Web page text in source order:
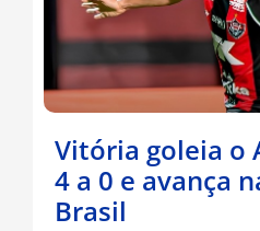
Vitória goleia o
4 a 0 e avança
Brasil